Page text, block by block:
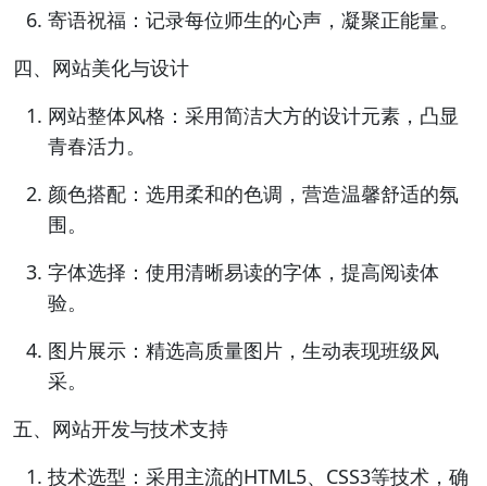
寄语祝福：记录每位师生的心声，凝聚正能量。
四、网站美化与设计
网站整体风格：采用简洁大方的设计元素，凸显
青春活力。
颜色搭配：选用柔和的色调，营造温馨舒适的氛
围。
字体选择：使用清晰易读的字体，提高阅读体
验。
图片展示：精选高质量图片，生动表现班级风
采。
五、网站开发与技术支持
技术选型：采用主流的HTML5、CSS3等技术，确